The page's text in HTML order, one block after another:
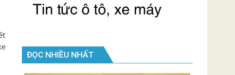
ĐỌC NHIỀU NHẤT